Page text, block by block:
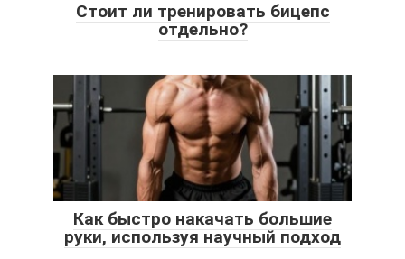
Стоит ли тренировать бицепс
отдельно?
Как быстро накачать большие
руки, используя научный подход